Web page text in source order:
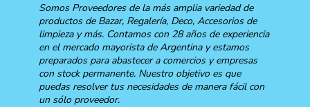
Somos Proveedores de la más amplia variedad de
productos de Bazar, Regalería, Deco, Accesorios de
limpieza y más. Contamos con 28 años de experiencia
en el mercado mayorista de Argentina y estamos
preparados para abastecer a comercios y empresas
con stock permanente. Nuestro objetivo es que
puedas resolver tus necesidades de manera fácil con
un sólo proveedor.